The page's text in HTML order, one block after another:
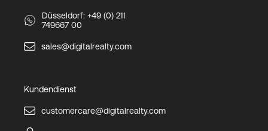
Düsseldorf: +49 (0) 211
749667 00
sales@digitalrealty.com
Kundendienst
customercare@digitalrealty.com